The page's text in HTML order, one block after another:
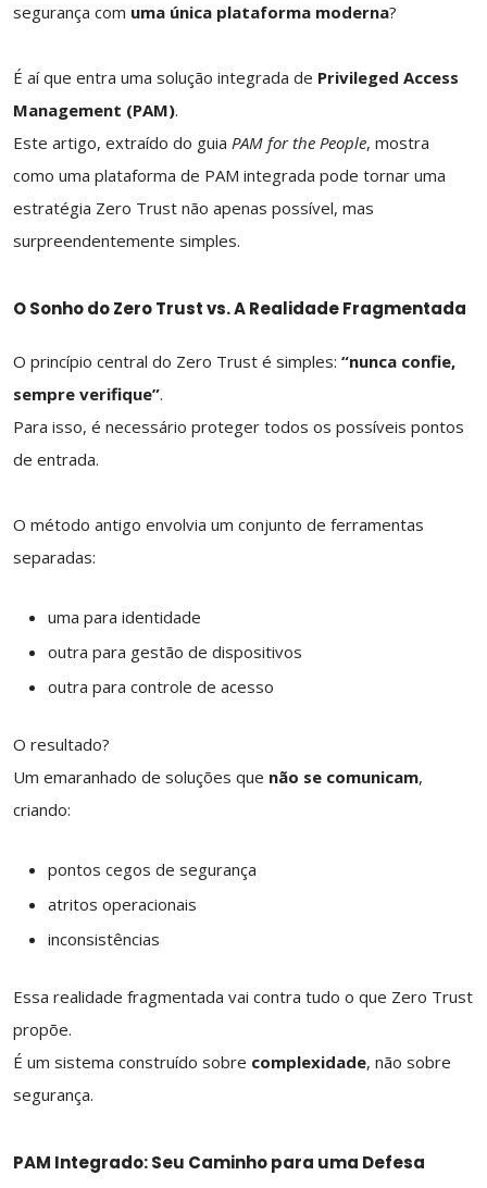
segurança com uma única plataforma moderna?
É aí que entra uma solução integrada de Privileged Access
Management (PAM).
Este artigo, extraído do guia PAM for the People, mostra
como uma plataforma de PAM integrada pode tornar uma
estratégia Zero Trust não apenas possível, mas
surpreendentemente simples.
O Sonho do Zero Trust vs. A Realidade Fragmentada
O princípio central do Zero Trust é simples: “nunca confie,
sempre verifique”.
Para isso, é necessário proteger todos os possíveis pontos
de entrada.
O método antigo envolvia um conjunto de ferramentas
separadas:
uma para identidade
outra para gestão de dispositivos
outra para controle de acesso
O resultado?
Um emaranhado de soluções que não se comunicam,
criando:
pontos cegos de segurança
atritos operacionais
inconsistências
Essa realidade fragmentada vai contra tudo o que Zero Trust
propõe.
É um sistema construído sobre complexidade, não sobre
segurança.
PAM Integrado: Seu Caminho para uma Defesa